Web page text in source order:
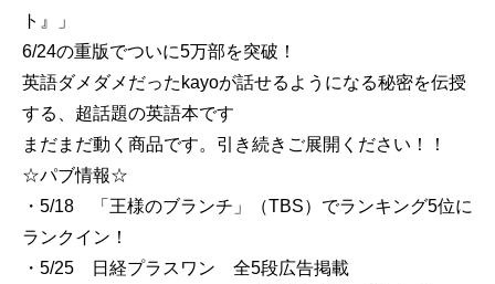
ト』」
6/24の重版でついに5万部を突破！
英語ダメダメだったkayoが話せるようになる秘密を伝授
する、超話題の英語本です
まだまだ動く商品です。引き続きご展開ください！！
☆パブ情報☆
・5/18 「王様のブランチ」（TBS）でランキング5位に
ランクイン！
・5/25 日経プラスワン 全5段広告掲載